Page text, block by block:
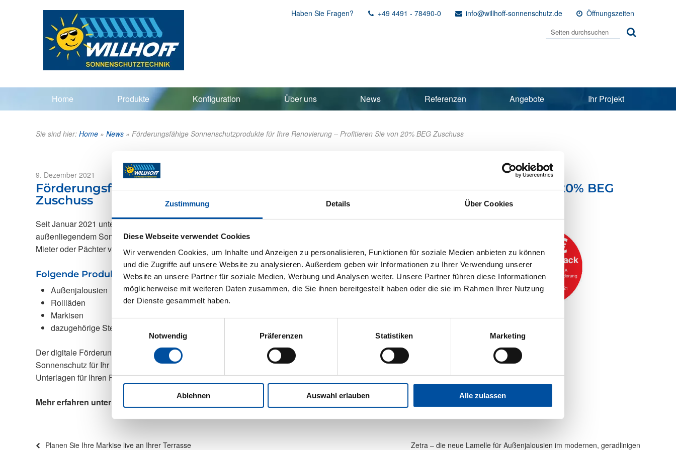
Zustimmung Details Über Cookies
Diese Webseite verwendet Cookies
Wir verwenden Cookies, um Inhalte und Anzeigen zu personalisieren, Funktionen für soziale Medien anbieten zu können
und die Zugriffe auf unsere Website zu analysieren. Außerdem geben wir Informationen zu Ihrer Verwendung unserer
Website an unsere Partner für soziale Medien, Werbung und Analysen weiter. Unsere Partner führen diese Informationen
möglicherweise mit weiteren Daten zusammen, die Sie ihnen bereitgestellt haben oder die sie im Rahmen Ihrer Nutzung
der Dienste gesammelt haben.
Notwendig
Präferenzen Statistiken Marketing
Ablehnen Auswahl erlauben Alle zulassen
Haben Sie Fragen? +49 4491 - 78490-0 info@willhoff-sonnenschutz.de Öffnungszeiten
Home Produkte Konfiguration Über uns News Referenzen Angebote Ihr Projekt
Sie sind hier: Home » News » Förderungsfähige Sonnenschutzprodukte für Ihre Renovierung – Profitieren Sie von 20% BEG Zuschuss
Veröffentlicht
am
9. Dezember 2021
Förderungsfähige Sonnenschutzprodukte für Ihre Renovierung – Profitieren Sie von 20% BEG
Zuschuss
Seit Januar 2021 unterstützt die „Bundesförderung für effiziente Gebäude“ (BEG) den Einsatz von
außenliegendem Sonnenschutz mit einemZuschuss von 20%
Mieter oder Pächter von Wohngebäuden in Deutschland, die mindestens 5 Jahre alt sind.
Folgende Produktgruppen werden gefördert
Außenjalousien
Rollläden
Markisen
dazugehörige Steuerungssysteme
Der digitale Förderungsassistent von WAREMA hilft Ihnen mit wenigen Klicks dabei zu überprüfen, ob der
Sonnenschutz für Ihr Renovierungsvorhaben förderfähig ist und erstellt auf Wunsch direkt alle notwendigen
Unterlagen für Ihren Förderantrag.
Mehr erfahren unter: www.warema.de/foerderung
Beitragsnavigation
Vorheriger
Planen Sie Ihre Markise live an Ihrer Terrasse Nächster
Zetra – die neue Lamelle für Außenjalousien im modernen, geradlinigen